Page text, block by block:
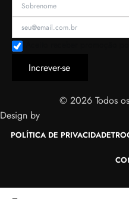
Increver-se
© 2026 Todos
Design by
POLÍTICA DE PRIVACIDADE